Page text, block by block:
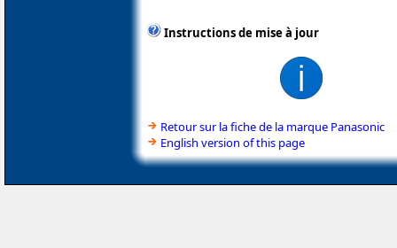
Instructions de mise à jour
Retour sur la fiche de la marque Panasonic
English version of this page